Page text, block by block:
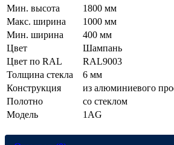
Мин. высота
1800 мм
Макс. ширина
1000 мм
Мин. ширина
400 мм
Цвет
Шампань
Цвет по RAL
RAL9003
Толщина стекла
6 мм
Конструкция
из алюминиевого
Полотно
со стеклом
Модель
1AG